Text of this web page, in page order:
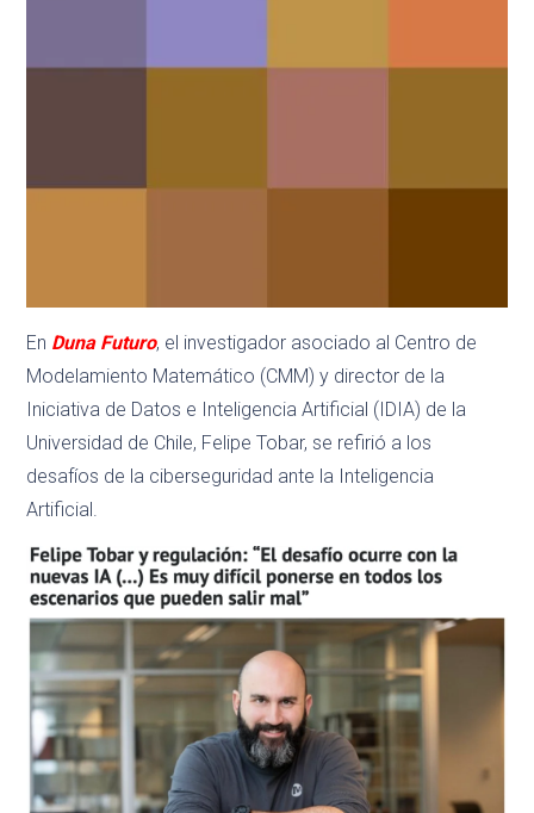
En Duna Futuro, el investigador asociado al Centro de
Modelamiento Matemático (CMM) y director de la
Iniciativa de Datos e Inteligencia Artificial (IDIA) de la
Universidad de Chile, Felipe Tobar, se refirió a los
desafíos de la ciberseguridad ante la Inteligencia
Artificial.